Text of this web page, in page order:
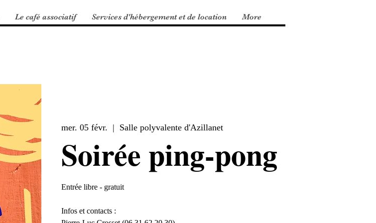
Le café associatif Services d'hébergement et de location More
mer. 05 févr.
  |
Salle polyvalente d'Azillanet
Soirée ping-pong
Entrée libre - gratuit
Infos et contacts :